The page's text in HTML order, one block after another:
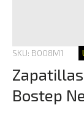
SKU: B008M1
Bostep